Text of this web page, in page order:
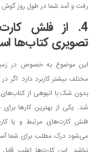
رفت و آمد شما در طول روز
4. از فلش
تصویری کتاب‌ها
این موضوع به خصوص در
مختلف بیشتر کاربرد دارد. اگر
بدون شک با انبوهی از کتاب‌های
شد. یکی از بهترین کارها برای
فلش کارت‌های مرتبط و یا
می‌شود درک مطلب برای شما